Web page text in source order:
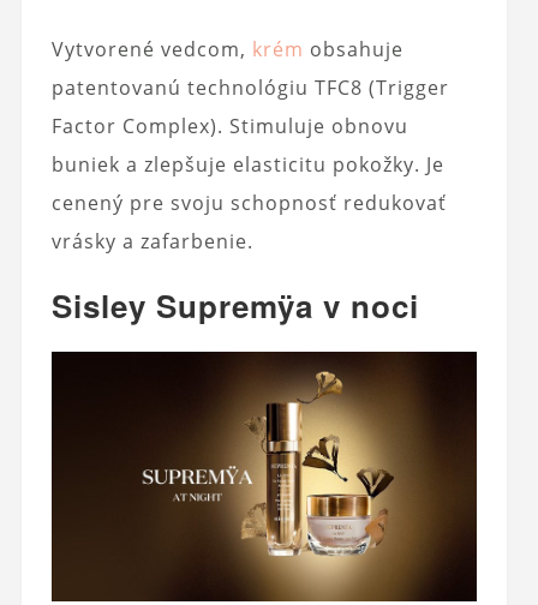
Vytvorené vedcom, krém obsahuje
patentovanú technológiu TFC8 (Trigger
Factor Complex). Stimuluje obnovu
buniek a zlepšuje elasticitu pokožky. Je
cenený pre svoju schopnosť redukovať
vrásky a zafarbenie.
Sisley Supremÿa v noci